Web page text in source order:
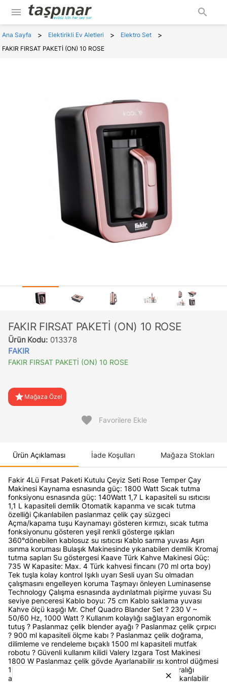
menu search
Ana Sayfa > Elektirikli Ev Aletleri > Elektro Set >
FAKIR FIRSAT PAKETİ (ON) 10 ROSE
FAKIR FIRSAT PAKETİ (ON) 10 ROSE
Ürün Kodu: 013378
FAKIR
FAKIR FIRSAT PAKETİ (ON) 10 ROSE
star Mağaza Özel
favorite Favorilere Ekle
Ürün Açıklaması İade Koşulları Mağaza Stokları
Fakir 4Lü Fırsat Paketi Kutulu Çeyiz Seti Rose Temper Çay
Makinesi Kaynama esnasında güç: 1800 Watt Sıcak tutma
fonksiyonu esnasında güç: 140Watt 1,7 L kapasiteli su ısıtıcısı
1,1 L kapasiteli demlik Otomatik kapanma ve sıcak tutma
özelliği Çıkarılabilen paslanmaz çelik çay süzgeci
Açma/kapama tuşu Kaynamayı gösteren kırmızı, sıcak tutma
fonksiyonunu gösteren yeşil renkli gösterge ışıkları
360°dönebilen kablosuz su ısıtıcısı Kablo sarma yuvası Aşırı
ısınma koruması Bulaşık Makinesinde yıkanabilen demlik Kromaj
tutma sapları Su göstergesi Kaave Türk Kahve Makinesi Güç:
735 W Kapasite: Max. 4 Türk kahvesi fincanı (70 ml orta boy)
Tek tuşla kolay kontrol Işıklı uyarı Sesli uyarı Su olmadan
çalışmasını engelleyen koruma Taşmayı önleyen Luminasense
Technology Çalışma esnasında aydınlatmalı pişirme yuvası Su
seviye penceresi Kablo boyu: 75 cm Kablo saklama yuvası
Kahve ölçü kaşığı Mr. Chef Quadro Blander Set ? 230 V ~
50/60 Hz, 1000 Watt ? Kullanım kolaylığı sağlayan ergonomik
tutuş ? Paslanmaz çelik blender ayağı ? Paslanmaz çelik çırpıcı
? 900 ml kapasiteli ölçme kabı ? Paslanmaz çelik doğrama,
dilimleme ve rendeleme bıçaklı 1500 ml kapasiteli mutfak
robotu ? Güvenli kullanım kilidi Valery Izgara Tost Makinesi
1800 W Paslanmaz çelik gövde Ayarlanabilir ısı kontrol düğmesi
180° açılabilen üst gövde Yiyecek kalınlığına göre aralığı
ayarlanabilen üst gövde Yapışmaz teflon plakalar Çıkarılabilir
close